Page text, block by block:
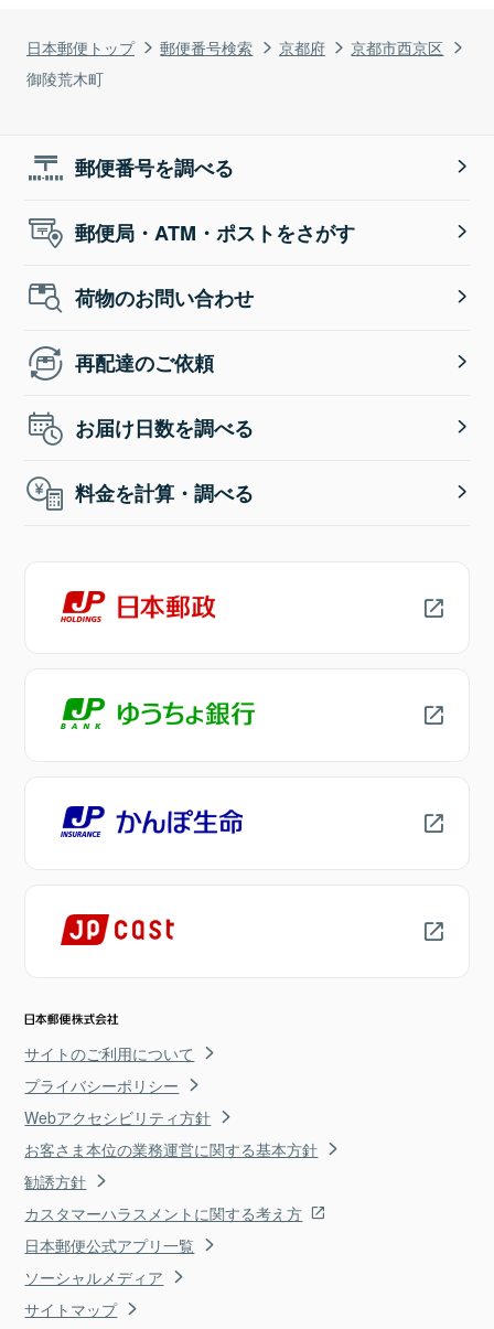
日本郵便トップ 郵便番号検索 京都府
京都市西京区
御陵荒木町
郵便番号を調べる
郵便局・ATM・ポストをさがす
荷物のお問い合わせ
再配達のご依頼
お届け日数を調べる
料金を計算・調べる
サイトのご利用について
プライバシーポリシー
Webアクセシビリティ方針
お客さま本位の業務運営に関する基本方針
勧誘方針
カスタマーハラスメントに関する考え方
日本郵便公式アプリ一覧
ソーシャルメディア
サイトマップ